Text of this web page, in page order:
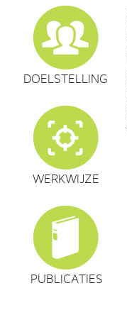
DOELSTELLING
WERKWIJZE
PUBLICATIES